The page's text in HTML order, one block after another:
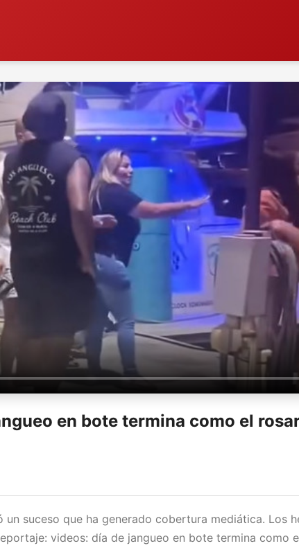
en bote termina como el
un suceso que ha generado cobertura mediática. Los
videos: día de jangueo en bote termina como